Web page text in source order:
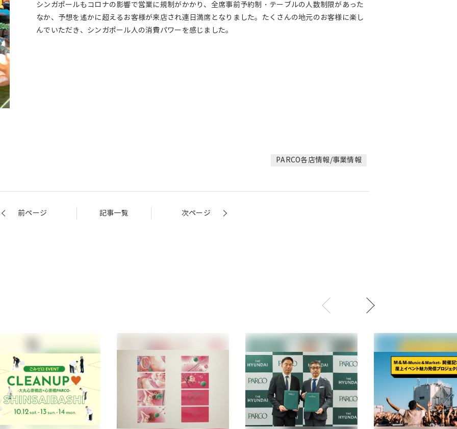
シンガポールもコロナの影響で営業に規制がかかり、全席事前予約制・テーブルの人数制限があった
なか、予想を遙かに超えるお客様が来店され連日満席となりました。たくさんの地元のお客様に楽し
んでいただき、シンガポール人の消費パワーを感じました。
PARCO各店情報/事業情報
前ページ 記事一覧 次ページ